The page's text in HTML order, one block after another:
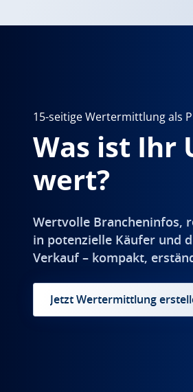
15-seitige Wertermittlung als
Was ist Ihr
wert?
Wertvolle Brancheninfos,
in potenzielle Käufer und
Verkauf – kompakt,
Jetzt Wertermittlung